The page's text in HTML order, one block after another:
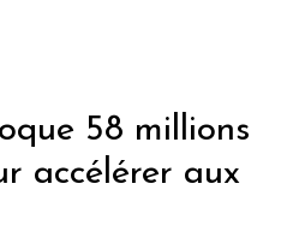
58 millions
accélérer aux